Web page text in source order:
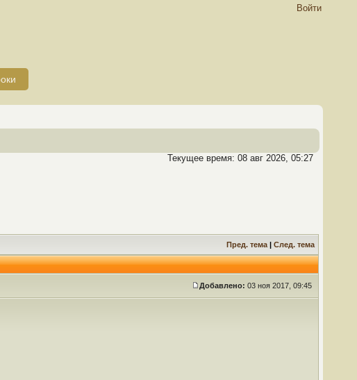
Войти
Текущее время: 08 авг 2026, 05:27
Пред. тема | След. тема
Добавлено: 03 ноя 2017, 09:45